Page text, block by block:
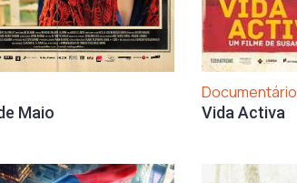
Maio
Documentário
Vida Activa